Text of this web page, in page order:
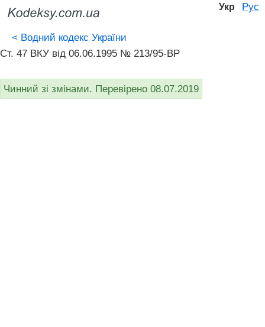
Укр Рус
< Водний кодекс України
Ст. 47 ВКУ від 06.06.1995 № 213/95-ВР
Чинний зі змінами. Перевірено 08.07.2019